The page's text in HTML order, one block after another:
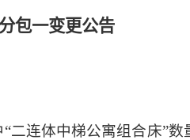
包一变更公告
二连体中梯公寓组合床”数